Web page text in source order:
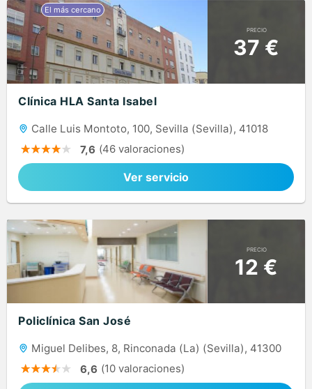
PRECIO
37 €
Clínica HLA Santa Isabel
Calle Luis Montoto, 100, Sevilla (Sevilla), 41018
7,6 (46 valoraciones)
Ver servicio
PRECIO
12 €
Policlínica San José
Miguel Delibes, 8, Rinconada (La) (Sevilla), 41300
6,6 (10 valoraciones)